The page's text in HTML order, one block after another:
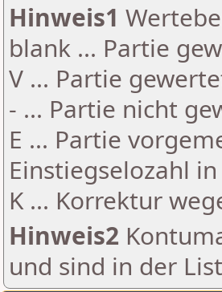
Hinweis1
blank ... Partie
V ... Partie
- ... Partie nicht
E ... Partie
Einstiegselozahl
K ... Korrektur
Hinweis2
und sind in der